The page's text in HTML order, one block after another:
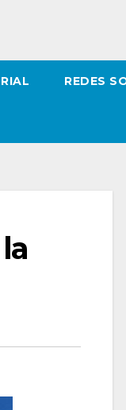
REDES